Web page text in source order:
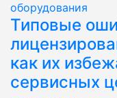
оборудования
Типовые
как их
сервисных